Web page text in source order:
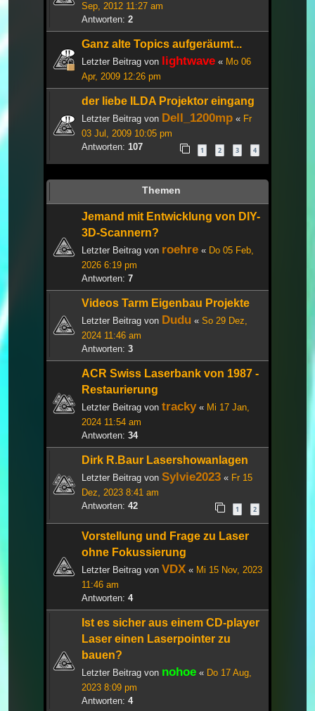
Sep, 2012 11:27 am
Antworten: 2
Ganz alte Topics aufgeräumt...
Letzter Beitrag von lightwave « Mo 06
Apr, 2009 12:26 pm
der liebe ILDA Projektor eingang
Letzter Beitrag von Dell_1200mp « Fr
03 Jul, 2009 10:05 pm
Antworten: 107 1 2 3 4
Themen
Jemand mit Entwicklung von DIY-
3D-Scannern?
Letzter Beitrag von roehre « Do 05 Feb,
2026 6:19 pm
Antworten: 7
Videos Tarm Eigenbau Projekte
Letzter Beitrag von Dudu « So 29 Dez,
2024 11:46 am
Antworten: 3
ACR Swiss Laserbank von 1987 -
Restaurierung
Letzter Beitrag von tracky« Mi 17 Jan,
2024 11:54 am
Antworten: 34
Dirk R.Baur Lasershowanlagen
Letzter Beitrag von Sylvie2023 « Fr 15
Dez, 2023 8:41 am
Antworten: 42 1 2
Vorstellung und Frage zu Laser
ohne Fokussierung
Letzter Beitrag von VDX « Mi 15 Nov, 2023
11:46 am
Antworten: 4
Ist es sicher aus einem CD-player
Laser einen Laserpointer zu
bauen?
Letzter Beitrag von nohoe « Do 17 Aug,
2023 8:09 pm
Antworten: 4